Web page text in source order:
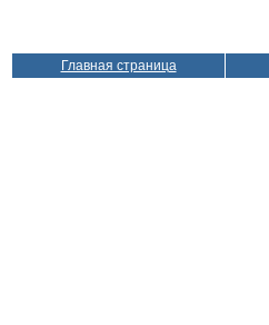
Главная страница